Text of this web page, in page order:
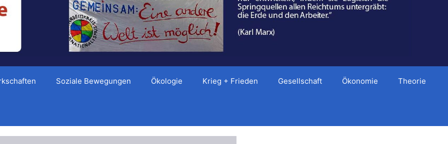
Soziale Bewegungen Ökologie Krieg + Frieden Gesellschaft Ökonomie Theorie